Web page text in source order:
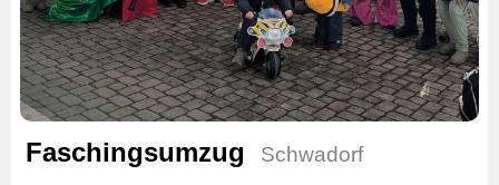
Faschingsumzug
Schwadorf